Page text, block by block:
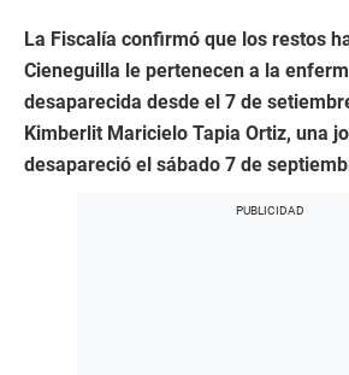
La Fiscalía confirmó que los restos
Cieneguilla le pertenecen a la
desaparecida desde el 7 de
Kimberlit Maricielo Tapia Ortiz, una
desapareció el sábado 7 de